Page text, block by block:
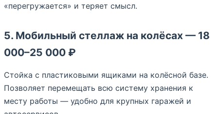
«перегружается» и теряет смысл.
5. Мобильный стеллаж на колёсах — 18
000–25 000 ₽
Стойка с пластиковыми ящиками на колёсной базе.
Позволяет перемещать всю систему хранения к
месту работы — удобно для крупных гаражей и